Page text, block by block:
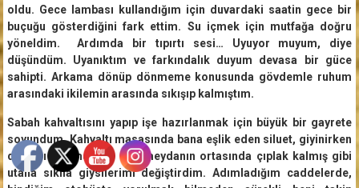
oldu. Gece lambası kullandığım için duvardaki saatin gece bir
buçuğu gösterdiğini fark ettim. Su içmek için mutfağa doğru
yöneldim. Ardımda bir tıpırtı sesi… Uyuyor muyum, diye
düşündüm. Uyanıktım ve farkındalık duyum devasa bir güce
sahipti. Arkama dönüp dönmeme konusunda gövdemle ruhum
arasındaki ikilemin arasında sıkışıp kalmıştım.
Sabah kahvaltısını yapıp işe hazırlanmak için büyük bir gayrete
soyundum. Kahvaltı masasında bana eşlik eden siluet, giyinirken
de yanı başımdaydı. Bir meydanın ortasında çıplak kalmış gibi
utana sıkıla giysilerimi değiştirdim. Adımladığım caddelerde,